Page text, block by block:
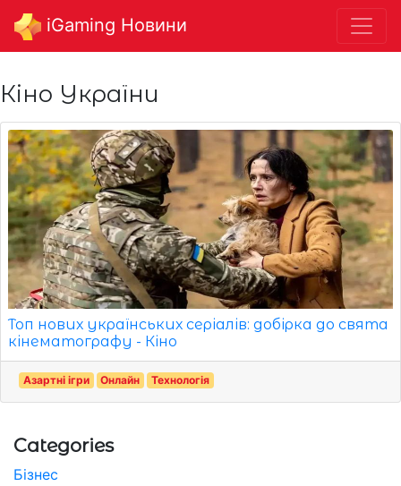
iGaming Новини
Кіно України
Топ нових українських серіалів: добірка до свята
кінематографу - Кіно
Азартні ігри Онлайн Технологія
Categories
Бізнес